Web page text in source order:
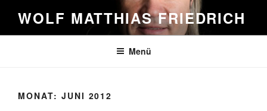
Inhalt
springen
WOLF MATTHIAS FRIEDRICH
Menü
MONAT: JUNI 2012